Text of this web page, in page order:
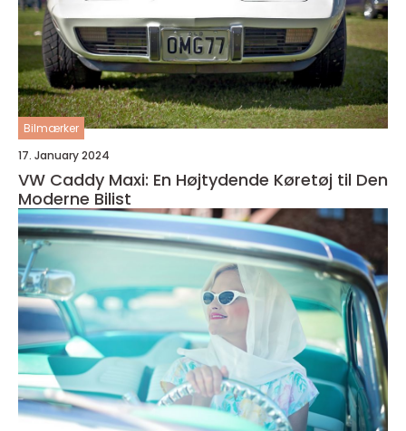
Bilmærker
17. January 2024
VW Caddy Maxi: En Højtydende Køretøj til Den
Moderne Bilist